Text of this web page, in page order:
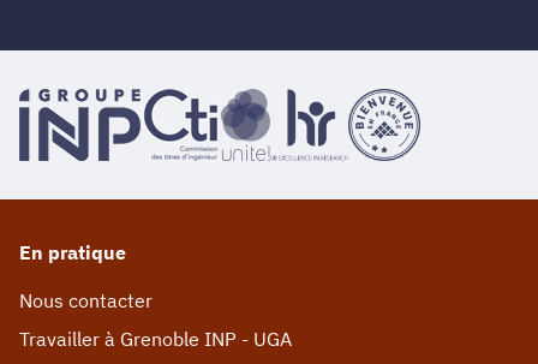
En pratique
Nous contacter
Travailler à Grenoble INP - UGA